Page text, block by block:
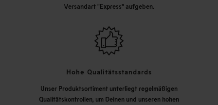
Versandart "Express" aufgeben.
Hohe Qualitätsstandards
Unser Produktsortiment unterliegt regelmäßigen
Qualitätskontrollen, um Deinen und unseren hohen